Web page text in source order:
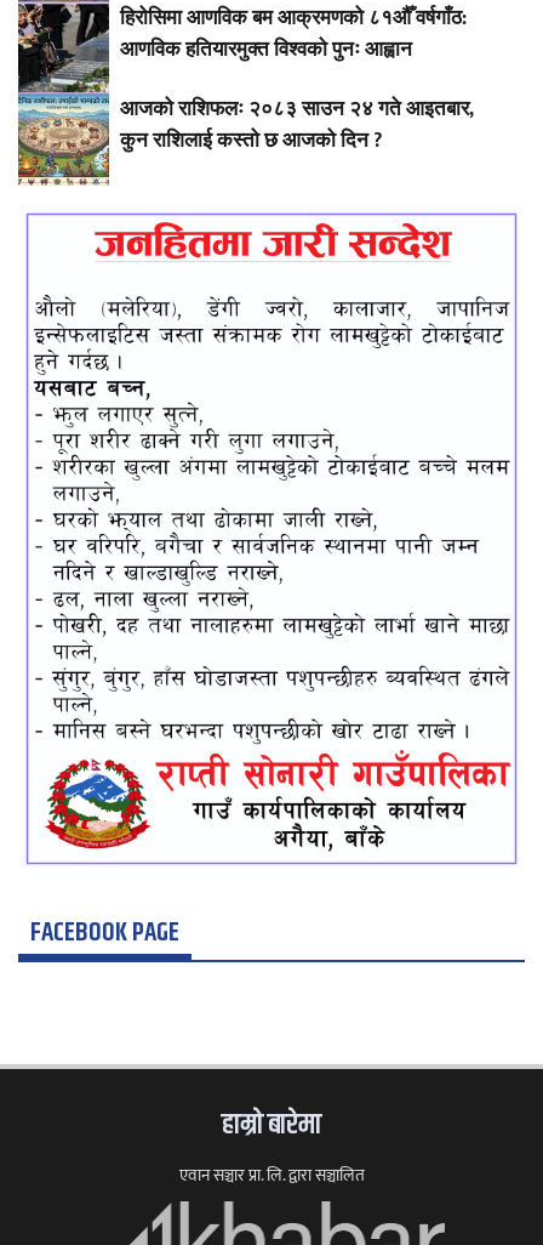
हिरोसिमा आणविक बम आक्रमणको ८१औँ वर्षगाँठ:
आणविक हतियारमुक्त विश्वको पुनः आह्वान
आजको राशिफलः २०८३ साउन २४ गते आइतबार,
कुन राशिलाई कस्तो छ आजको दिन ?
FACEBOOK PAGE
हाम्राे बारेमा
एवान सञ्चार प्रा. लि. द्वारा सञ्चालित